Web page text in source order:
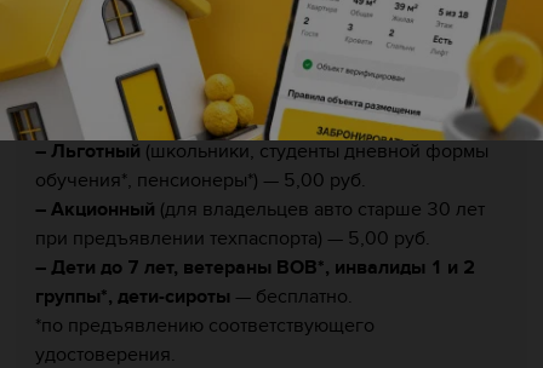
Вход:
По промокоду «АВТОСОБ» скидка 25% на
взрослый билет.
– Взрослый
— 20,00 руб.(цена указана без скидки)
– Льготный (школьники, студенты дневной формы
обучения*, пенсионеры*) — 5,00 руб.
– Акционный (для владельцев авто старше 30 лет
при предъявлении техпаспорта) — 5,00 руб.
– Дети до 7 лет, ветераны ВОВ*, инвалиды 1 и 2
группы*, дети-сироты — бесплатно.
*по предъявлению соответствующего
удостоверения.